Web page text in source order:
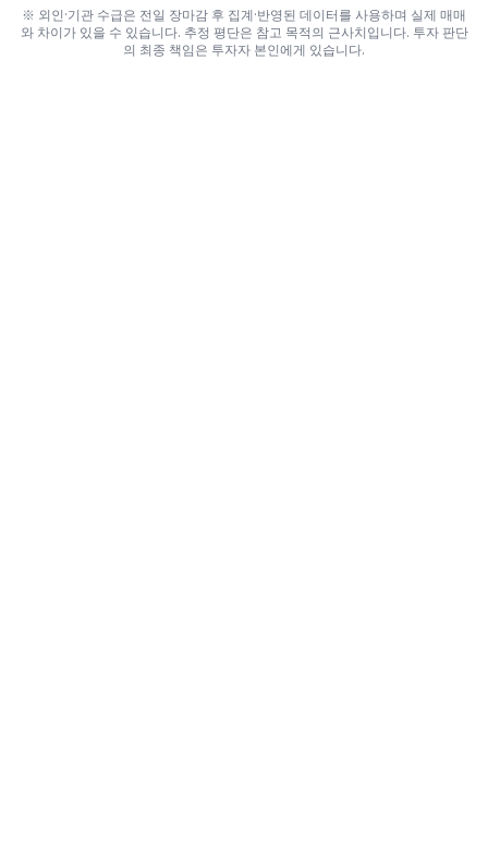
※ 외인·기관 수급은 전일 장마감 후 집계·반영된 데이터를 사용하며 실제 매매
와 차이가 있을 수 있습니다. 추정 평단은 참고 목적의 근사치입니다. 투자 판단
의 최종 책임은 투자자 본인에게 있습니다.